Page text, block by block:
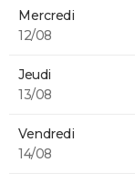
Mercredi
12/08
Jeudi
13/08
Vendredi
14/08